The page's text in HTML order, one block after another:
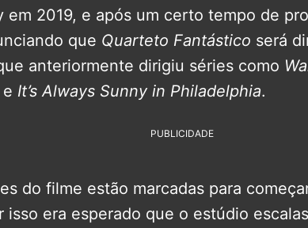
em 2019, e após um certo tempo de
que Quarteto Fantástico será
anteriormente dirigiu séries como
e It’s Always Sunny in Philadelphia.
PUBLICIDADE
do filme estão marcadas para
isso era esperado que o estúdio